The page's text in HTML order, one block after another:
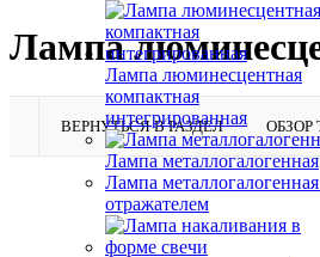
Лампа люминесцентная
компактная
интегрированная
Лампа металлогалогенная
Лампа
отражателем
Лампа
ВЕРНУТЬСЯ В РАЗДЕЛ ОБЗОР